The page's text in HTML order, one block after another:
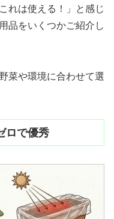
れは使える！」と感じ
品をいくつかご紹介し
菜や環境に合わせて選
ロで優秀